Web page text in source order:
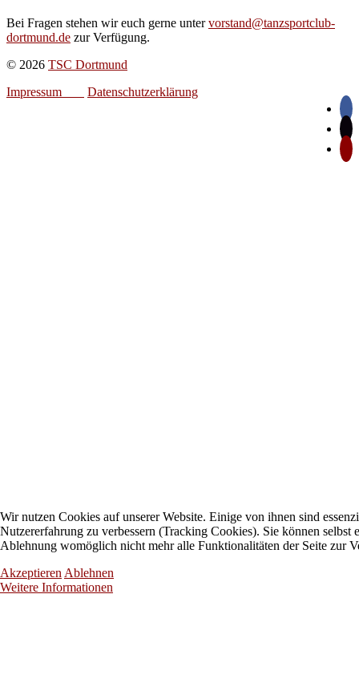
Bei Fragen stehen wir euch gerne untervorstand@tanzsportclub-
dortmund.de zur Verfügung.
© 2026 TSC Dortmund
Impressum
Datenschutzerklärung
Wir nutzen Cookies auf unserer Website. Einige von ihnen sind
Nutzererfahrung zu verbessern (Tracking Cookies). Sie können selbst
Ablehnung womöglich nicht mehr alle Funktionalitäten der Seite zur
Akzeptieren Ablehnen
Weitere Informationen